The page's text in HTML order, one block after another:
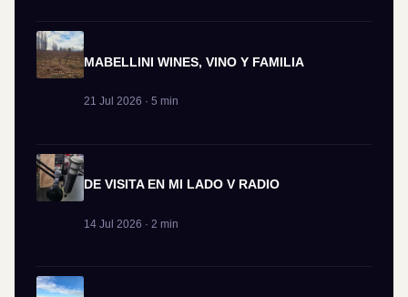
MABELLINI WINES, VINO Y FAMILIA
21 Jul 2026 · 5 min
DE VISITA EN MI LADO V RADIO
14 Jul 2026 · 2 min